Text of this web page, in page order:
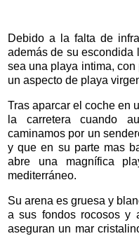
Debido a la falta de
además de su
sea una playa intima,
un aspecto de playa
Tras aparcar el coche en
la carretera cuando
caminamos por un
y que en su parte mas
abre una magnífica
mediterráneo.
Su arena es gruesa y
a sus fondos rocosos y
aseguran un mar